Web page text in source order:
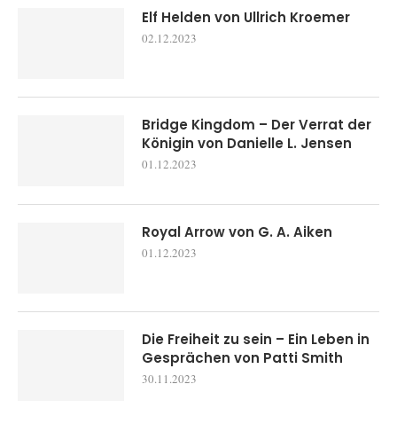
Elf Helden von Ullrich Kroemer
02.12.2023
Bridge Kingdom – Der Verrat der
Königin von Danielle L. Jensen
01.12.2023
Royal Arrow von G. A. Aiken
01.12.2023
Die Freiheit zu sein – Ein Leben in
Gesprächen von Patti Smith
30.11.2023